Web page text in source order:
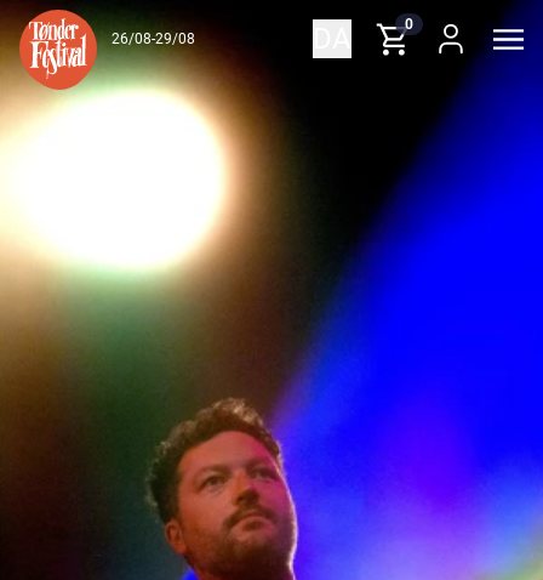
Spring til indhold
26/08-29/08
0